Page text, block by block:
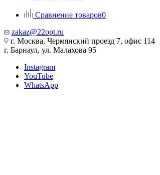
Сравнение товаров0
zakaz@22opt.ru
г. Москва, Чермянский проезд 7, офис 114
г. Барнаул, ул. Малахова 95
Instagram
YouTube
WhatsApp